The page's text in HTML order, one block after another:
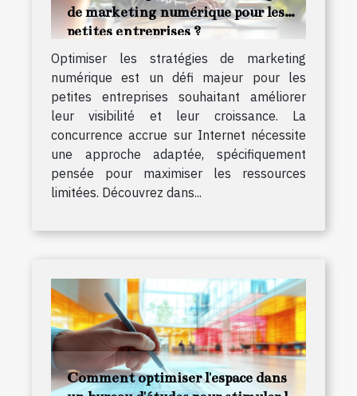
de marketing numérique pour les
petites entreprises ?
Optimiser les stratégies de marketing
numérique est un défi majeur pour les
petites entreprises souhaitant améliorer
leur visibilité et leur croissance. La
concurrence accrue sur Internet nécessite
une approche adaptée, spécifiquement
pensée pour maximiser les ressources
limitées. Découvrez dans...
Comment optimiser l'espace dans